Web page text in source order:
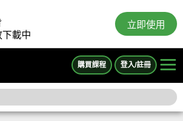
載中
立即使用
購買課程 登入/註冊